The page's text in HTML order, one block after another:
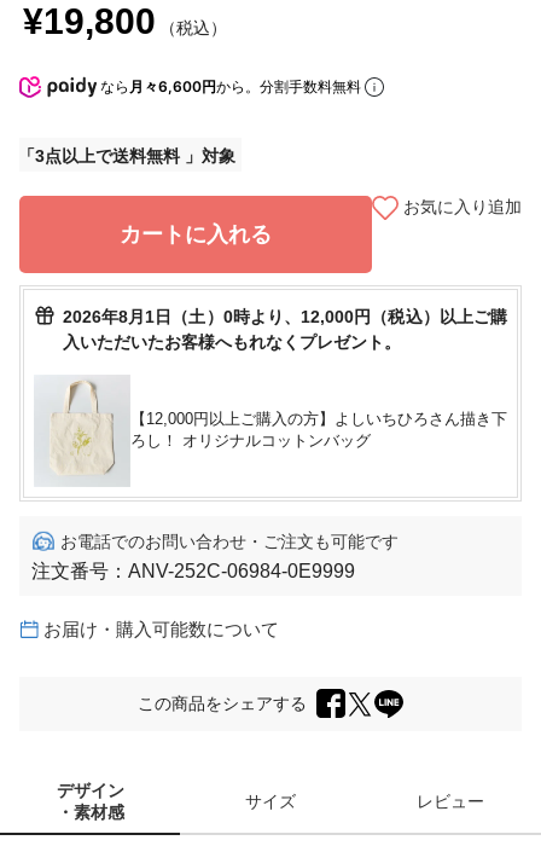
¥19,800 （税込）
なら 月々6,600円から。分割手数料無料
3点以上で送料無料
カートに入れる
お気に入り追加
2026年8月1日（土）0時より、12,000円（税込）以上ご購
入いただいたお客様へもれなくプレゼント。
【12,000円以上ご購入の方】よしいちひろさん描き下
ろし！ オリジナルコットンバッグ
お電話でのお問い合わせ・ご注文も可能です
注文番号： ANV-252C-06984-0E9999
お届け・購入可能数について
この商品をシェアする
デザイン
・素材感
サイズ レビュー